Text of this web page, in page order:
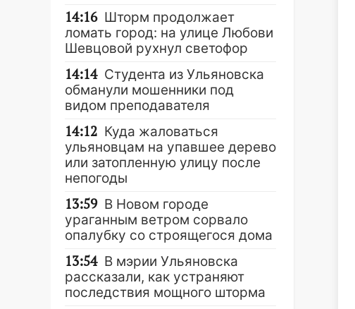
14:16 Шторм продолжает
ломать город: на улице Любови
Шевцовой рухнул светофор
14:14 Студента из Ульяновска
обманули мошенники под
видом преподавателя
14:12 Куда жаловаться
ульяновцам на упавшее дерево
или затопленную улицу после
непогоды
13:59 В Новом городе
ураганным ветром сорвало
опалубку со строящегося дома
13:54 В мэрии Ульяновска
рассказали, как устраняют
последствия мощного шторма